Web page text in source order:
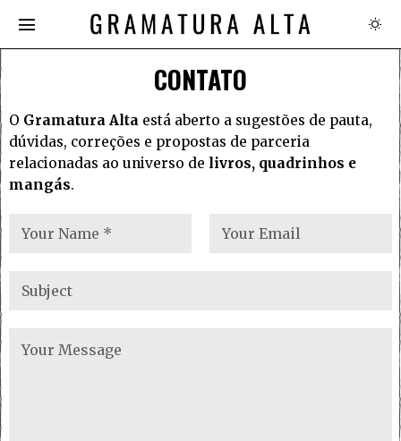
CONTATO
O Gramatura Alta está aberto a sugestões de pauta,
dúvidas, correções e propostas de parceria
relacionadas ao universo de livros, quadrinhos e
mangás.